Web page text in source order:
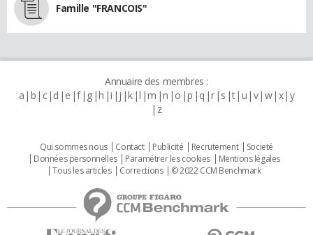
Famille "FRANCOIS"
Annuaire des membres :
a b c d e f g h i j k l m n o p q r s t u v w x y
z
Qui sommes nous Contact Publicité Recrutement
Societé
Données personnelles
Paramétrer les cookies
Mentions légales
Tous les articles
Corrections © 2022 CCM Benchmark